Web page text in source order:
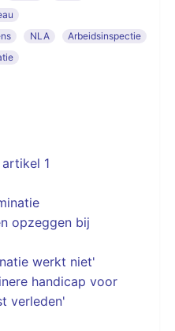
NLA
Arbeidsinspectie
1
opzeggen bij
werkt niet'
handicap voor
verleden'